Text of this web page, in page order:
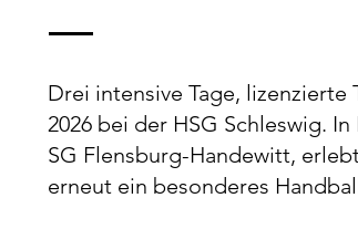
Drei intensive Tage, lizenzierte
2026 bei der HSG Schleswig.
SG Flensburg-Handewitt,
erneut ein besonderes